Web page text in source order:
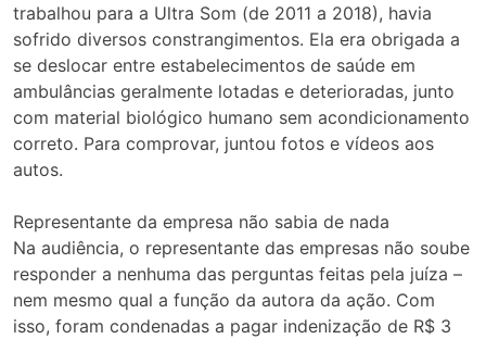
trabalhou para a Ultra Som (de 2011 a 2018), havia
sofrido diversos constrangimentos. Ela era obrigada a
se deslocar entre estabelecimentos de saúde em
ambulâncias geralmente lotadas e deterioradas, junto
com material biológico humano sem acondicionamento
correto. Para comprovar, juntou fotos e vídeos aos
autos.
Representante da empresa não sabia de nada
Na audiência, o representante das empresas não soube
responder a nenhuma das perguntas feitas pela juíza –
nem mesmo qual a função da autora da ação. Com
isso, foram condenadas a pagar indenização de R$ 3